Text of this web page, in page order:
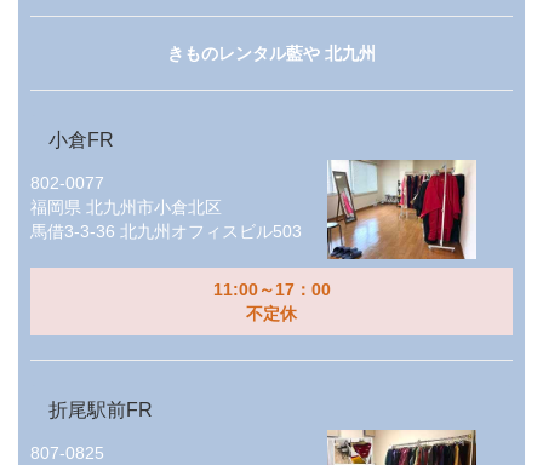
きものレンタル藍や 北九州
小倉FR
802-0077
福岡県 北九州市小倉北区
馬借3-3-36 北九州オフィスビル503
11:00～17：00
不定休
折尾駅前FR
807-0825